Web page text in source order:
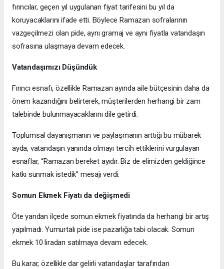
fırıncılar, geçen yıl uygulanan fiyat tarifesini bu yıl da
koruyacaklarını ifade etti. Böylece Ramazan sofralarının
vazgeçilmezi olan pide, aynı gramaj ve aynı fiyatla vatandaşın
sofrasına ulaşmaya devam edecek.
Vatandaşımızı Düşündük
Fırıncı esnafı, özellikle Ramazan ayında aile bütçesinin daha da
önem kazandığını belirterek, müşterilerden herhangi bir zam
talebinde bulunmayacaklarını dile getirdi.
Toplumsal dayanışmanın ve paylaşmanın arttığı bu mübarek
ayda, vatandaşın yanında olmayı tercih ettiklerini vurgulayan
esnaflar, “Ramazan bereket ayıdır. Biz de elimizden geldiğince
katkı sunmak istedik” mesajı verdi.
Somun Ekmek Fiyatı da değişmedi
Öte yandan ilçede somun ekmek fiyatında da herhangi bir artış
yapılmadı. Yumurtalı pide ise pazarlığa tabi olacak. Somun
ekmek 10 liradan satılmaya devam edecek.
Bu karar, özellikle dar gelirli vatandaşlar tarafından